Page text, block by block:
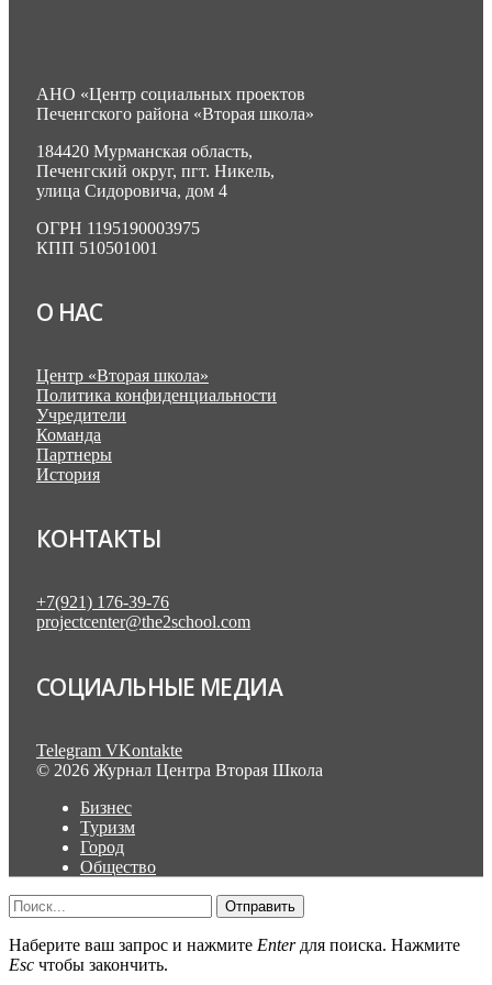
АНО «Центр социальных проектов
Печенгского района «Вторая школа»
184420 Мурманская область,
Печенгский округ, пгт. Никель,
улица Сидоровича, дом 4
ОГРН 1195190003975
КПП 510501001
О НАС
Центр «Вторая школа»
Политика конфиденциальности
Учредители
Команда
Партнеры
История
КОНТАКТЫ
+7(921) 176-39-76
projectcenter@the2school.com
СОЦИАЛЬНЫЕ МЕДИА
Telegram VKontakte
© 2026 Журнал Центра Вторая Школа
Бизнес
Туризм
Город
Общество
Отправить
Наберите ваш запрос и нажмите Enterдля поиска. Нажмите
Esc чтобы закончить.